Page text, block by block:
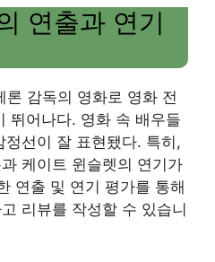
연출과 연기
론 감독의 영화로 영화 전
뛰어나다. 영화 속 배우들
선이 잘 표현됐다. 특히,
케이트 윈슬렛의 연기가
연출 및 연기 평가를 통해
리뷰를 작성할 수 있습니